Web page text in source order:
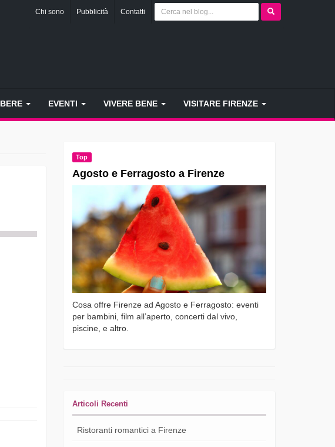
Chi sono Pubblicità Contatti
BERE EVENTI VIVERE BENE VISITARE FIRENZE
Top
Agosto e Ferragosto a Firenze
Cosa offre Firenze ad Agosto e Ferragosto: eventi
per bambini, film all’aperto, concerti dal vivo,
piscine, e altro.
Articoli Recenti
Ristoranti romantici a Firenze